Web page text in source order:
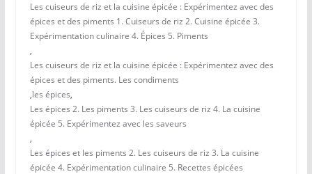
Les cuiseurs de riz et la cuisine épicée : Expérimentez avec des
épices et des piments 1. Cuiseurs de riz 2. Cuisine épicée 3.
Expérimentation culinaire 4. Épices 5. Piments
,
Les cuiseurs de riz et la cuisine épicée : Expérimentez avec des
épices et des piments. Les condiments
,les épices,
Les épices 2. Les piments 3. Les cuiseurs de riz 4. La cuisine
épicée 5. Expérimentez avec les saveurs
,
Les épices et les piments 2. Les cuiseurs de riz 3. La cuisine
épicée 4. Expérimentation culinaire 5. Recettes épicées